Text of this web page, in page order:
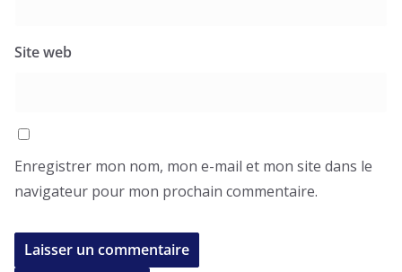
Site web
Enregistrer mon nom, mon e-mail et mon site dans le
navigateur pour mon prochain commentaire.